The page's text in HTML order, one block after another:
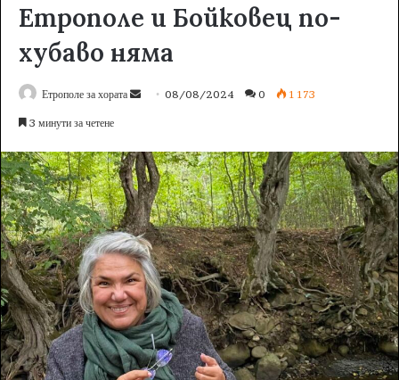
Етрополе и Бойковец по-
хубаво няма
Етрополе за хората
d
a
n
e
m
a
i
l
08/08/2024 0 1 173
3 минути за четене